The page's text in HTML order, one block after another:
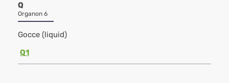
Q
Organon 6
Gocce (liquid)
Q1